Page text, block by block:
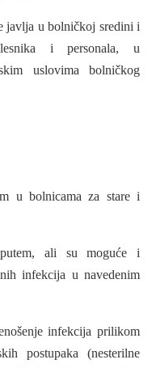
javlja u bolničkoj sredini i
i personala, u
uslovima bolničkog
u bolnica­ma za stare i
ali su moguće i
infekcija u navedenim
infekcija prilikom
postupaka (nesterilne